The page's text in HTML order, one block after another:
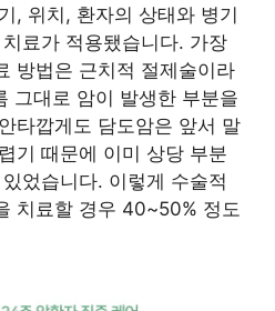
, 위치, 환자의 상태와 병기
료가 적용됐습니다. 가장
방법은 근치적 절제술이라
그대로 암이 발생한 부분을
타깝게도 담도암은 앞서 말
기 때문에 이미 상당 부분
었습니다. 이렇게 수술적
치료할 경우 40~50% 정도